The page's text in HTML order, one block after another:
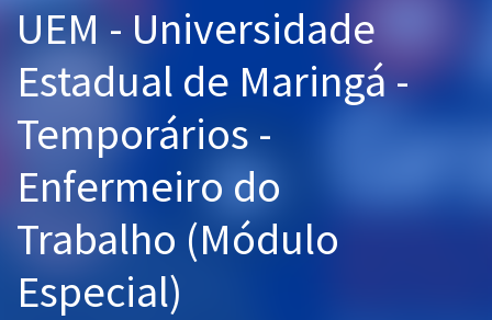
Cursos 20% OFF
Pós
Graduação
OAB
Mentorias
Questões grátis
UEM - Universidade
Estadual de Maringá -
Temporários -
Enfermeiro do
Trabalho (Módulo
Especial)